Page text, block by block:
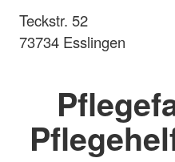
Teckstr. 52
73734 Esslingen